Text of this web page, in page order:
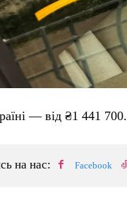
— від ₴1 441 700.
на нас: Facebook